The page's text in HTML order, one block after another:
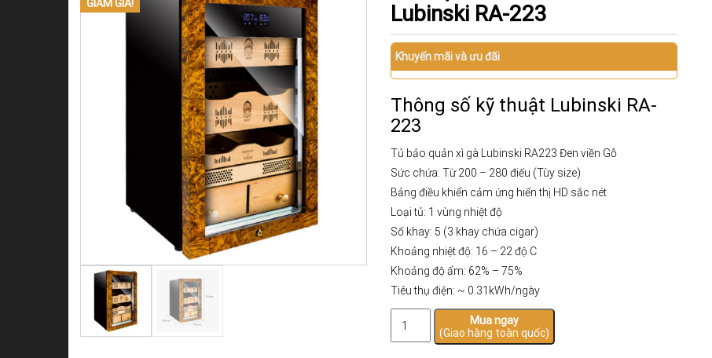
GIẢM GIÁ!
Lubinski RA-223
Khuyến mãi và ưu đãi
Thông số kỹ thuật Lubinski RA-
223
Tủ bảo quản xì gà Lubinski RA223 Đen viền Gỗ
Sức chứa: Từ 200 – 280 điếu (Tùy size)
Bảng điều khiển cảm ứng hiển thị HD sắc nét
Loại tủ: 1 vùng nhiệt độ
Số khay: 5 (3 khay chứa cigar)
Khoảng nhiệt độ: 16 – 22 độ C
Khoảng độ ẩm: 62% – 75%
Tiêu thụ điện: ~ 0.31kWh/ngày
Mua ngay
(Giao hàng toàn quốc)